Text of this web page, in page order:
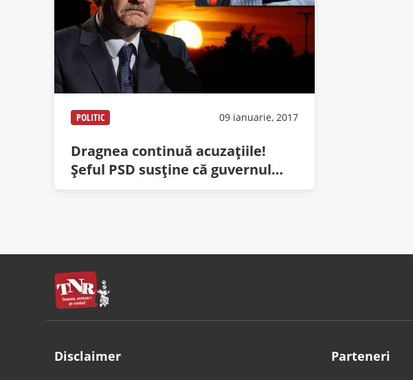
POLITIC 09 ianuarie, 2017
Dragnea continuă acuzaţiile!
Şeful PSD susţine că guvernul
Cioloş a furat soarele şi în seara
Disclaimer Parteneri